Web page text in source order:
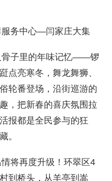
务中心—闫家庄大集
子里的年味记忆——锣
点亮寒冬，舞龙舞狮、
轮番登场，沿街巡游的
，把新春的喜庆氛围拉
报都是全民参与的狂
。
再度升级！环翠区4
到桥头，从羊亭到嵩